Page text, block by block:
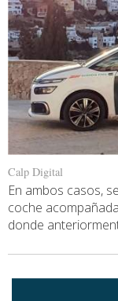
Calp Digital
En ambos casos,
coche
donde